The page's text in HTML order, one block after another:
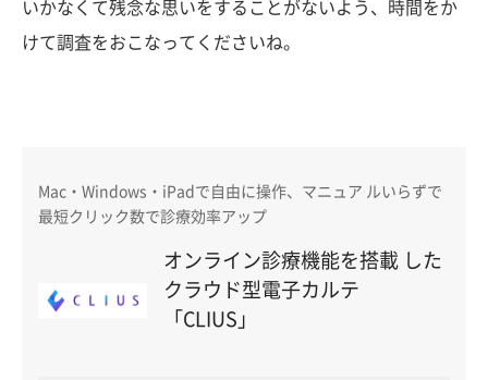
いかなくて残念な思いをすることがないよう、時間をか
けて調査をおこなってくださいね。
Mac・Windows・iPadで自由に操作、マニュア ルいらずで
最短クリック数で診療効率アップ
オンライン診療機能を搭載 した
クラウド型電子カルテ
「CLIUS」